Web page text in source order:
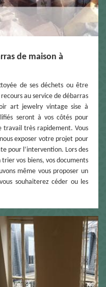
de maison à
de ses déchets ou être
au service de débarras
art jewelry vintage sise à
seront à vos côtés pour
travail très rapidement. Vous
exposer votre projet pour
pour l’intervention. Lors des
vos biens, vos documents
même vous proposer un
souhaiterez céder ou les